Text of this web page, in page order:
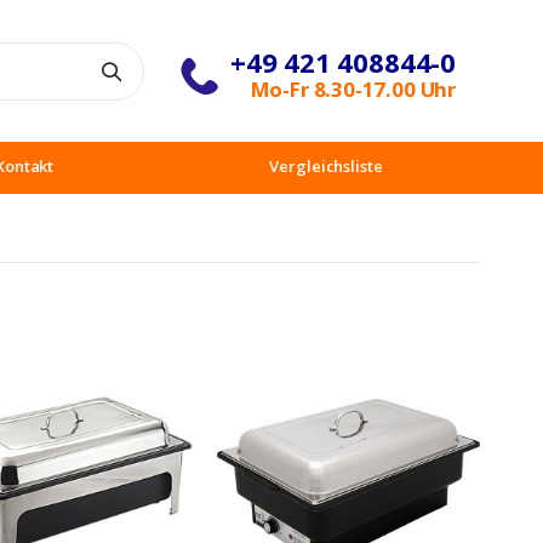
+49 421 408844-0
Mo-Fr 8.30-17.00 Uhr
Vergleichsliste